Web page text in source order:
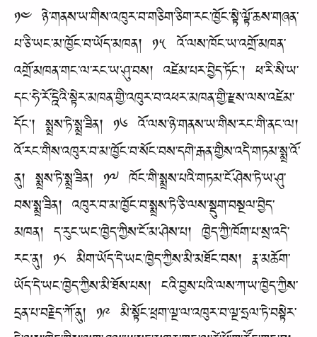
༡༤ ཉེ་གནས་ཡ་གིས་འཁུར་བ་གཅིག་ཅིག་རང་ཁྱོང་སྟེ་ལྟོ་ཆས་གཞན་
པ་ཅི་ཡང་མ་ཁྱོང་བ་ཡོད་མཁན། ༡༥ འོ་ལས་ཁོང་ཡ་འགྲོ་མཁན་
འགྲོ་མཁན་གང་ལ་རང་ཡ་ཤུ་བས། འཛེམ་པར་བྱེད་ཏོང་། ཕ་རི་སི་ཡ་
དང་ཧེ་རོ་དྰེའི་སྟེར་མཁན་གྱི་འཁུར་བ་འཕར་མཁན་གྱི་རྫས་ལས་འཛེམ་
དོང་། སྨྲས་ཏེ་སྨྲ་ཟིན། ༡༦ འོ་ལས་ཉེ་གནས་ཡ་གིས་རང་གི་ནང་ལ།
འོ་རང་གིས་འཁུར་བ་མ་ཁྱོང་བ་སོང་བས་དགེ་རྒན་གྱིས་འདི་གཏམ་སྨྲ་འོ་
ནུ། སྨྲས་ཏེ་སྨྲ་ཟིན། ༡༧ ཁོང་གི་སྨྲས་པའི་གཏམ་ངོ་ཤེས་ཏེ་ཡ་ཤུ་
བས་སྨྲ་ཟིན། འཁུར་བ་མ་ཁྱོང་བ་སྨྲས་ཏེ་ཅི་ལས་སྡུག་བསྔལ་བྱེད་
མཁན། ད་རུང་ཡང་ཁྱེད་ཀྱིས་ངོ་མ་ཤེས་པ། ཁྱེད་ཀྱི་ཁོག་པ་སྲ་འདེ་
རང་ནུ། ༡༨ མིག་ཡོད་དེ་ཡང་ཁྱེད་ཀྱིས་མི་མཐོང་བས། རྣ་མཆོག་
ཡོད་དེ་ཡང་ཁྱེད་ཀྱིས་མི་ཐོས་པས། ངའི་བྱས་པའི་ལས་ཀ་ཡ་ཁྱེད་ཀྱིས་
དྲན་པ་བརྗེད་ཀོ་ནུ། ༡༩ མི་སྟོང་ཕྲག་ལྔ་ལ་འཁུར་བ་ལྔ་ཧྲལ་ཏེ་བསྟེར་